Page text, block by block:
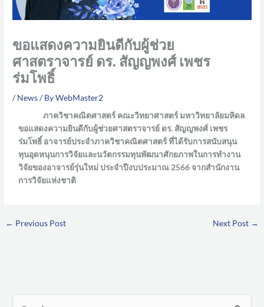
ขอแสดงความยินดีกับผู้ช่วย
ศาสตราจารย์ ดร. สัญญพงศ์ เพชร
ร่มโพธิ์
/News/ ByWebMaster2
ภาควิชาคณิตศาสตร์ คณะวิทยาศาสตร์ มหาวิทยาลัยมหิดล
ขอแสดงความยินดีกับผู้ช่วยศาสตราจารย์ ดร. สัญญพงศ์ เพชร
ร่มโพธิ์ อาจารย์ประจำภาควิชาคณิตศาสตร์ ที่ได้รับการสนับสนุน
ทุนอุดหนุนการวิจัยและนวัตกรรมทุนพัฒนาศักยภาพในการทำงาน
วิจัยของอาจารย์รุ่นใหม่ ประจำปีงบประมาณ 2566 จากสำนักงาน
การวิจัยแห่งชาติ
← Previous Post Next Post →